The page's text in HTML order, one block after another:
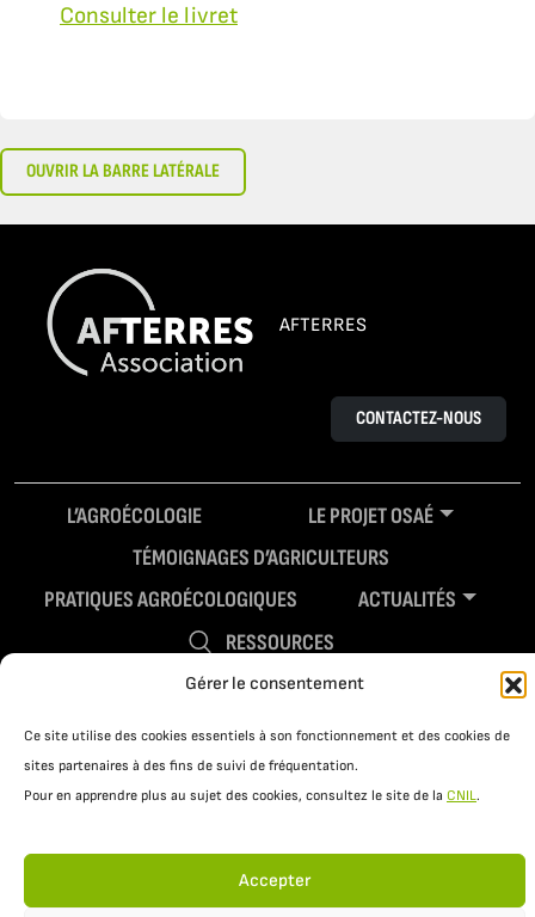
Gérer le consentement
Ce site utilise des cookies essentiels à son fonctionnement et des cookies de
sites partenaires à des fins de suivi de fréquentation.
Pour en apprendre plus au sujet des cookies, consultez le site de la CNIL.
Accepter
Consulter le livret
OUVRIR LA BARRE LATÉRALE
AFTERRES
CONTACTEZ-NOUS
L’AGROÉCOLOGIE
LE PROJET OSAÉ
TÉMOIGNAGES D’AGRICULTEURS
PRATIQUES AGROÉCOLOGIQUES
ACTUALITÉS
RESSOURCES
Mentions légales